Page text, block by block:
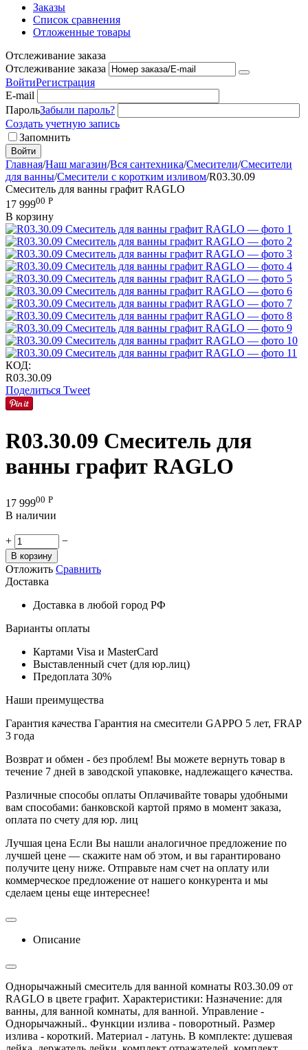
Заказы
Список сравнения
Отложенные товары
Отслеживание заказа
Отслеживание заказа
ВойтиРегистрация
E-mail
ПарольЗабыли пароль?
Создать учетную запись
Запомнить
Войти
Главная/Наш магазин/Вся сантехника/Смесители/Смесители
для ванны/Смесители с коротким изливом/R03.30.09
Смеситель для ванны графит RAGLO
17 99900 Р
В корзину
КОД:
R03.30.09
Поделиться Tweet
R03.30.09 Смеситель для
ванны графит RAGLO
17 99900 Р
В наличии
+ −
В корзину
Отложить Сравнить
Доставка
Доставка в любой город РФ
Варианты оплаты
Картами Visa и MasterCard
Выставленный счет (для юр.лиц)
Предоплата 30%
Наши преимущества
Гарантия качества Гарантия на смесители GAPPO 5 лет, FRAP
3 года
Возврат и обмен - без проблем! Вы можете вернуть товар в
течение 7 дней в заводской упаковке, надлежащего качества.
Различные способы оплаты Оплачивайте товары удобными
вам способами: банковской картой прямо в момент заказа,
оплата по счету для юр. лиц
Лучшая цена Если Вы нашли аналогичное предложение по
лучшей цене — скажите нам об этом, и вы гарантировано
получите цену ниже. Отправьте нам счет на оплату или
коммерческое предложение от нашего конкурента и мы
сделаем цены еще интереснее!
Описание
Однорычажный смеситель для ванной комнаты R03.30.09 от
RAGLO в цвете графит. Характеристики: Назначение: для
ванны, для ванной комнаты, для ванной. Управление -
Однорычажный.. Функции излива - поворотный. Размер
излива - короткий. Материал - латунь. В комплекте: душевая